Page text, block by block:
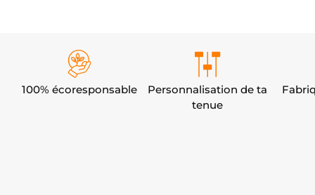
100% écoresponsable
Personnalisation de ta
tenue